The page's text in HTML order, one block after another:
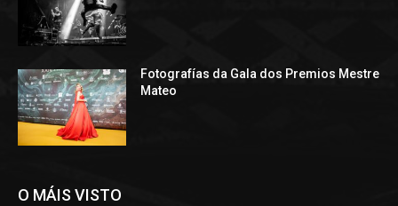
Fotografías da Gala dos Premios Mestre
Mateo
O MÁIS VISTO